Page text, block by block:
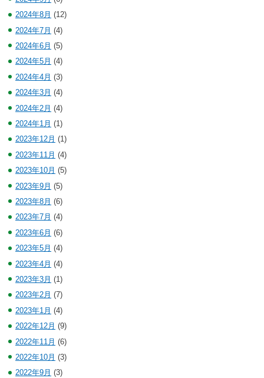
2024年8月 (12)
2024年7月 (4)
2024年6月 (5)
2024年5月 (4)
2024年4月 (3)
2024年3月 (4)
2024年2月 (4)
2024年1月 (1)
2023年12月 (1)
2023年11月 (4)
2023年10月 (5)
2023年9月 (5)
2023年8月 (6)
2023年7月 (4)
2023年6月 (6)
2023年5月 (4)
2023年4月 (4)
2023年3月 (1)
2023年2月 (7)
2023年1月 (4)
2022年12月 (9)
2022年11月 (6)
2022年10月 (3)
2022年9月 (3)